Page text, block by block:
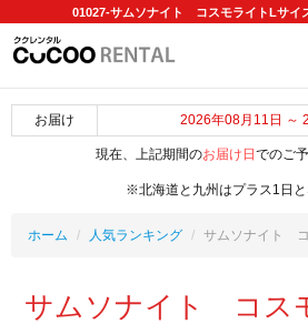
01027-サムソナイト コスモライトLサイ
お届け 2026年08月11日 ～
現在、上記期間のお届け日 でのご
※北海道と九州はプラス1日と
ホーム 人気ランキング サムソナイト コ
サムソナイト コス